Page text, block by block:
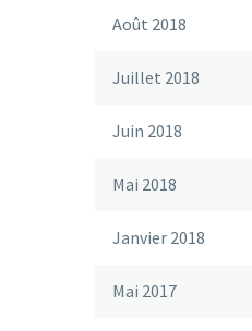
Août 2018
Juillet 2018
Juin 2018
Mai 2018
Janvier 2018
Mai 2017